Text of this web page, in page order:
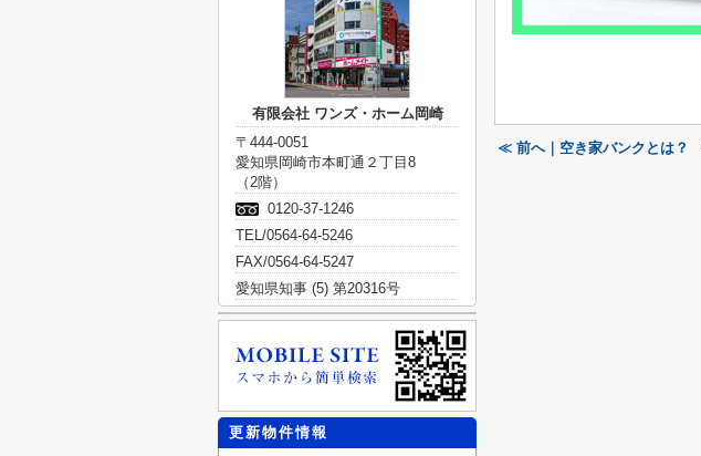
≪ 前へ｜空き家バンクとは？
有限会社 ワンズ・ホーム岡崎
〒444-0051
愛知県岡崎市本町通２丁目8
（2階）
0120-37-1246
TEL/0564-64-5246
FAX/0564-64-5247
愛知県知事 (5) 第20316号
更新物件情報